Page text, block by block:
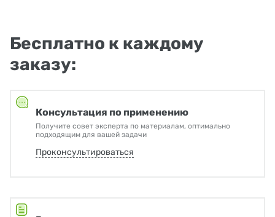
Бесплатно к каждому
заказу:
Консультация по применению
Получите совет эксперта по материалам, оптимально
подходящим для вашей задачи
Проконсультироваться